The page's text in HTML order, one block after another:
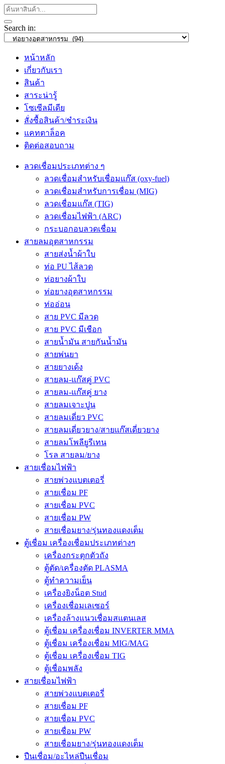
Search in:
หน้าหลัก
เกี่ยวกับเรา
สินค้า
สาระน่ารู้
โซเซีลมีเดีย
สั่งซื้อสินค้า/ชำระเงิน
แคทตาล็อค
ติดต่อสอบถาม
ลวดเชื่อมประเภทต่าง ๆ
ลวดเชื่อมสำหรับเชื่อมแก๊ส (oxy-fuel)
ลวดเชื่อมสำหรับการเชื่อม (MIG)
ลวดเชื่อมแก๊ส (TIG)
ลวดเชื่อมไฟฟ้า (ARC)
กระบอกอบลวดเชื่อม
สายลมอุตสาหกรรม
สายส่งน้ำผ้าใบ
ท่อ PU ไส้ลวด
ท่อยางผ้าใบ
ท่อยางอุตสาหกรรม
ท่ออ่อน
สาย PVC มีลวด
สาย PVC มีเชือก
สายน้ำมัน สายกันน้ำมัน
สายพ่นยา
สายยางเด้ง
สายลม-แก๊สคู่ PVC
สายลม-แก๊สคู่ ยาง
สายลมเจาะปูน
สายลมเดี่ยว PVC
สายลมเดี่ยวยาง/สายแก๊สเดี่ยวยาง
สายลมโพลียูรีเทน
โรล สายลม/ยาง
สายเชื่อมไฟฟ้า
สายพ่วงแบตเตอรี่
สายเชื่อม PF
สายเชื่อม PVC
สายเชื่อม PW
สายเชื่อมยาง/รุ่นทองแดงเต็ม
ตู้เชื่อม เครื่องเชื่อมประเภทต่างๆ
เครื่องกระตุกตัวถัง
ตู้ตัด/เครื่องตัด PLASMA
ตู้ทำความเย็น
เครื่องยิงน็อต Stud
เครื่องเชื่อมเลเซอร์
เครื่องล้างแนวเชื่อมสแตนเลส
ตู้เชื่อม เครื่องเชื่อม INVERTER MMA
ตู้เชื่อม เครื่องเชื่อม MIG/MAG
ตู้เชื่อม เครื่องเชื่อม TIG
ตู้เชื่อมพลัง
สายเชื่อมไฟฟ้า
สายพ่วงแบตเตอรี่
สายเชื่อม PF
สายเชื่อม PVC
สายเชื่อม PW
สายเชื่อมยาง/รุ่นทองแดงเต็ม
ปืนเชื่อม/อะไหล่ปืนเชื่อม